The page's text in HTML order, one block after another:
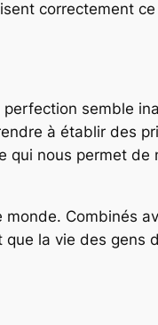
correctement
semble
à établir des
qui nous permet
Combinés
la vie des gens